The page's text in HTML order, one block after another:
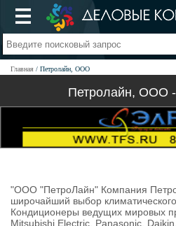
Главная Петролайн, ООО
Петролайн, ООО
"ООО "ПетроЛайн" Компания
широчайший выбор
Кондиционеры ведущих мировых
Mitsubishi Electric, Panasonic,